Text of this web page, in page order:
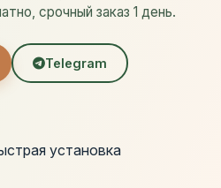
срочный заказ 1 день.
Telegram
установка